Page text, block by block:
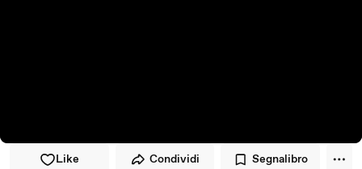
Like Condividi Segnalibro